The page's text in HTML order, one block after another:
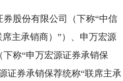
股份有限公司（下称“中信
主承销商）”）、申万宏源
称“申万宏源证券承销保
证券承销保荐统称“联席主承